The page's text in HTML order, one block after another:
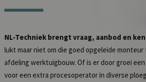
NL-Techniek brengt vraag, aanbod en
lukt maar niet om die goed opgeleide
afdeling werktuigbouw. Of is er door groei
voor een extra procesoperator in diverse